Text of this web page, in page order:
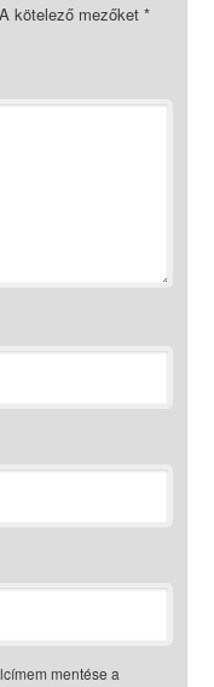
A kötelező mezőket*
mentése a